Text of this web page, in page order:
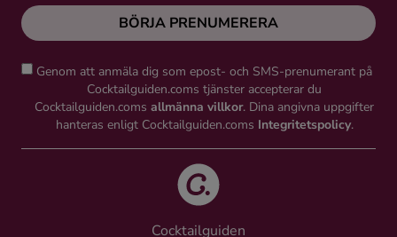
BÖRJA PRENUMERERA
Genom att anmäla dig som epost- och SMS-prenumerant på
Cocktailguiden.coms tjänster accepterar du
Cocktailguiden.coms allmänna villkor. Dina angivna uppgifter
hanteras enligt Cocktailguiden.coms Integritetspolicy.
Cocktailguiden